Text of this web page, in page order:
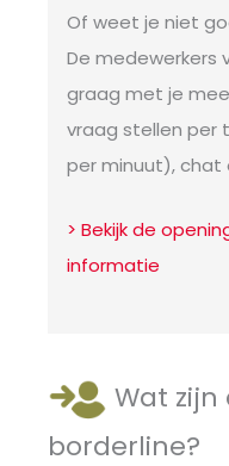
Of weet je niet
De medewerkers
graag met je
vraag stellen per
per minuut), chat
> Bekijk de
informatie
Wat zijn
borderline?